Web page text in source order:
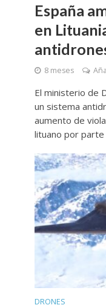
España
en
8 meses
El ministerio de
un sistema
aumento de
lituano por parte
DRONES